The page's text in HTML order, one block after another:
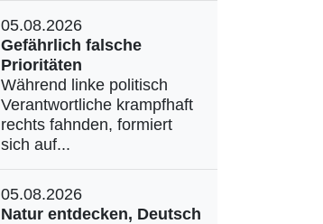
05.08.2026
Gefährlich falsche
Prioritäten
Während linke politisch
Verantwortliche krampfhaft
rechts fahnden, formiert
sich auf...
05.08.2026
Natur entdecken, Deutsch